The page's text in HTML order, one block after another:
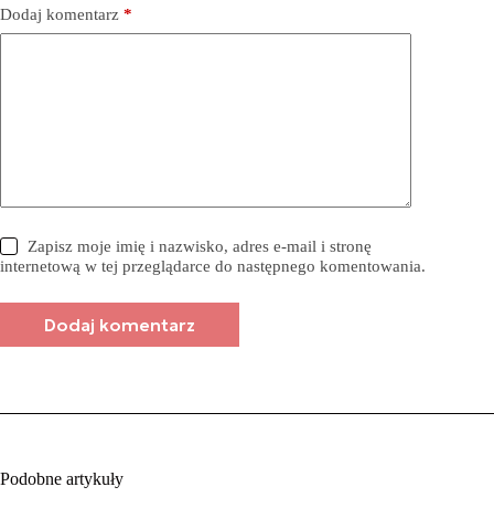
Dodaj komentarz *
Zapisz moje imię i nazwisko, adres e-mail i stronę
internetową w tej przeglądarce do następnego komentowania.
Dodaj komentarz
Podobne artykuły